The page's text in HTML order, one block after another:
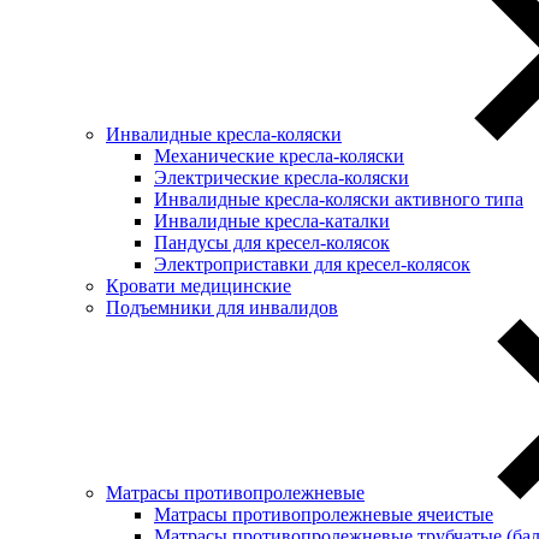
Инвалидные кресла-коляски
Механические кресла-коляски
Электрические кресла-коляски
Инвалидные кресла-коляски активного типа
Инвалидные кресла-каталки
Пандусы для кресел-колясок
Электроприставки для кресел-колясок
Кровати медицинские
Подъемники для инвалидов
Матрасы противопролежневые
Матрасы противопролежневые ячеистые